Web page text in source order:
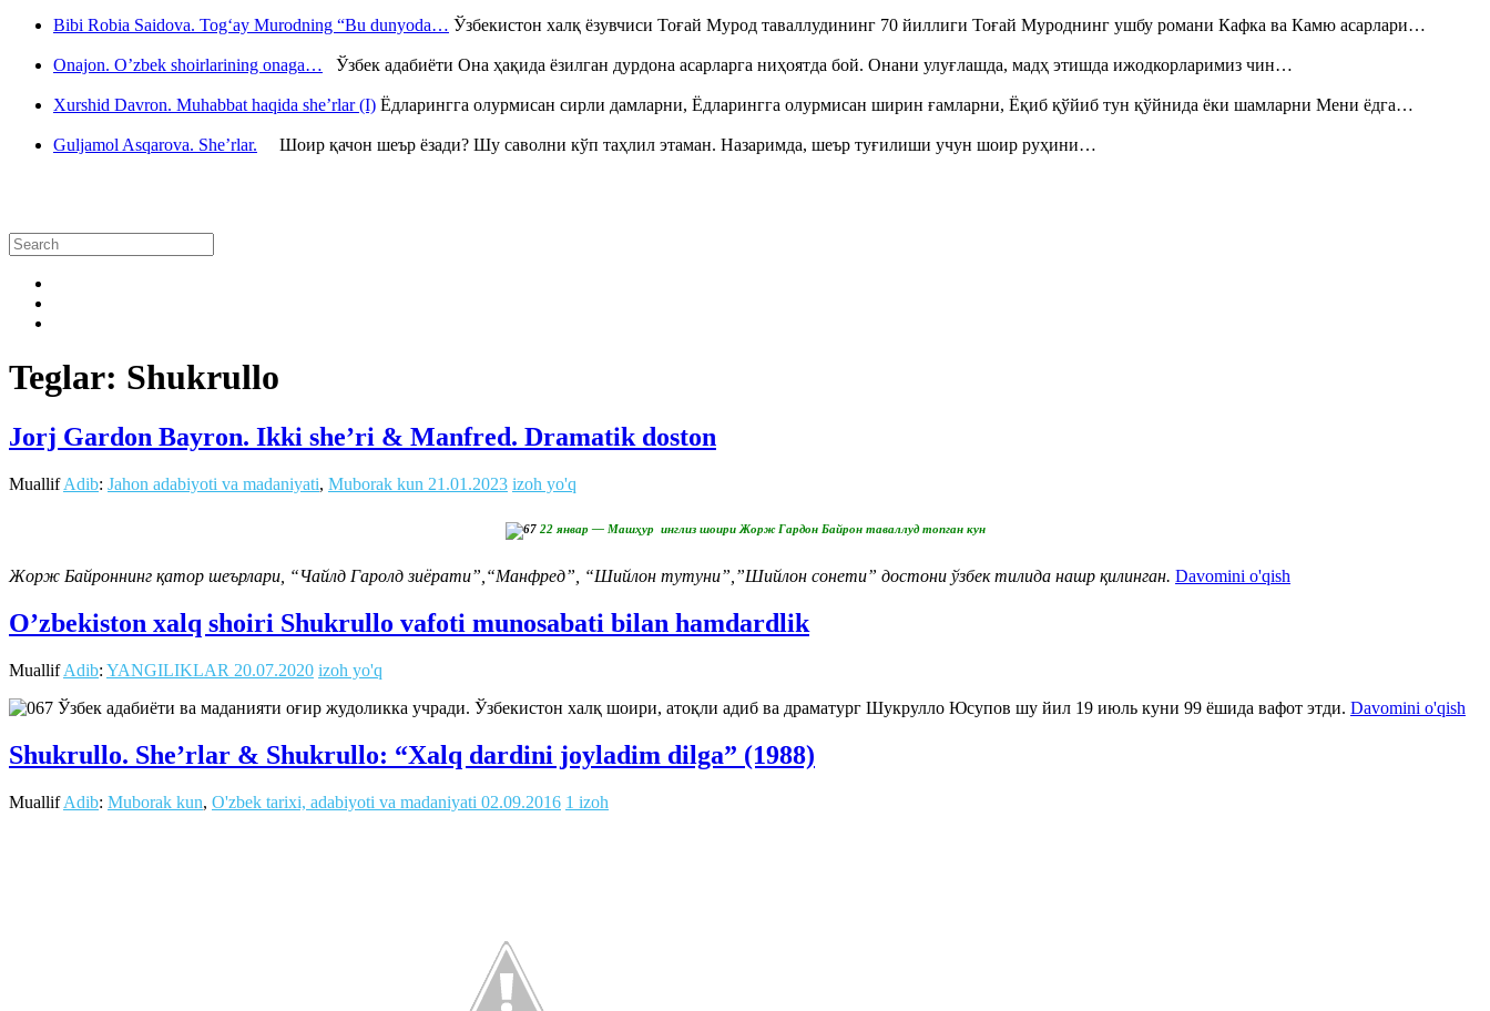
Bibi Robia Saidova. Tog‘ay Murodning “Bu dunyoda… Ўзбекистон халқ ёзувчиси Тоғай Мурод таваллудининг 70 йиллиги Тоғай Муроднинг ушбу романи Кафка ва Камю асарлари…
Onajon. O’zbek shoirlarining onaga… Ўзбек адабиёти Она ҳақида ёзилган дурдона асарларга ниҳоятда бой. Онани улуғлашда, мадҳ этишда ижодкорларимиз чин…
Xurshid Davron. Muhabbat haqida she’rlar (I) Ёдларингга олурмисан сирли дамларни, Ёдларингга олурмисан ширин ғамларни, Ёқиб қўйиб тун қўйнида ёки шамларни Мени ёдга…
Guljamol Asqarova. She’rlar. Шоир қачон шеър ёзади? Шу саволни кўп таҳлил этаман. Назаримда, шеър туғилиши учун шоир руҳини…
Teglar: Shukrullo
Jorj Gardon Bayron. Ikki she’ri & Manfred. Dramatik doston
MuallifAdib: Jahon adabiyoti va madaniyati, Muborak kun 21.01.2023 izoh yo'q
22 январ — Машҳур инглиз шоири Жорж Гардон Байрон таваллуд топган кун
Жорж Байроннинг қатор шеърлари, “Чайлд Гаролд зиёрати”,“Манфред”, “Шийлон тутуни”,”Шийлон сонети” достони ўзбек тилида нашр қилинган. Davomini o'qish
O’zbekiston xalq shoiri Shukrullo vafoti munosabati bilan hamdardlik
MuallifAdib: YANGILIKLAR 20.07.2020 izoh yo'q
Ўзбек адабиёти ва маданияти оғир жудоликка учради. Ўзбекистон халқ шоири, атоқли адиб ва драматург Шукрулло Юсупов шу йил 19 июль куни 99 ёшида вафот этди. Davomini o'qish
Shukrullo. She’rlar & Shukrullo: “Xalq dardini joyladim dilga” (1988)
MuallifAdib: Muborak kun, O'zbek tarixi, adabiyoti va madaniyati 02.09.2016 1 izoh